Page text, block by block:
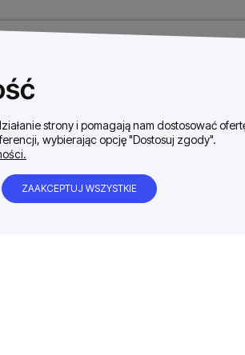
strony i pomagają nam dostosować
wybierając opcję "Dostosuj zgody".
ZAAKCEPTUJ WSZYSTKIE